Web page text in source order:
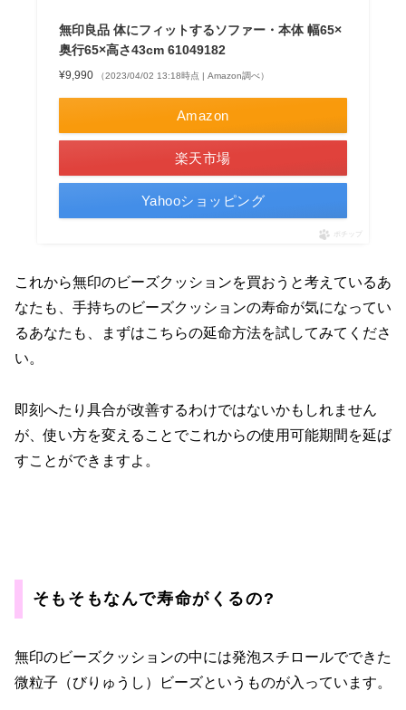
無印良品 体にフィットするソファー・本体 幅65×
奥行65×高さ43cm 61049182
¥9,990 （2023/04/02 13:18時点 | Amazon調べ）
Amazon
楽天市場
Yahooショッピング
ポチップ
これから無印のビーズクッションを買おうと考えているあ
なたも、手持ちのビーズクッションの寿命が気になってい
るあなたも、まずはこちらの延命方法を試してみてくださ
い。
即刻へたり具合が改善するわけではないかもしれません
が、使い方を変えることでこれからの使用可能期間を延ば
すことができますよ。
そもそもなんで寿命がくるの?
無印のビーズクッションの中には発泡スチロールでできた
微粒子（びりゅうし）ビーズというものが入っています。